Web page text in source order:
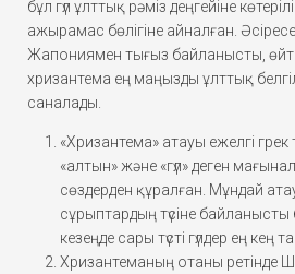
бұл гүл ұлттық рәміз деңгейіне
ажырамас бөлігіне айналған.
Жапониямен тығыз байланысты,
хризантема ең маңызды ұлттық
саналады.
«Хризантема» атауы ежелгі
«алтын» және «гүл» деген
сөздерден құралған. Мұндай
сұрыптардың түсіне байланысты
кезеңде сары түсті гүлдер ең кең
Хризантеманың отаны ретінде